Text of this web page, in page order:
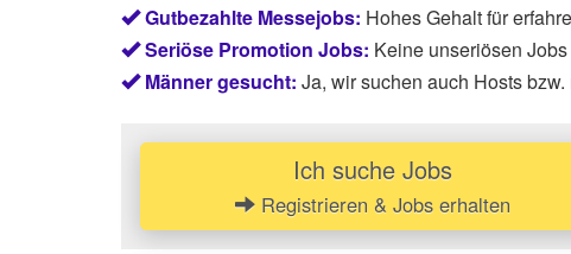
Gutbezahlte Messejobs: Hohes Gehalt für
Seriöse Promotion Jobs: Keine unseriösen
Männer gesucht: Ja, wir suchen auch Hosts
Ich suche Jobs
Registrieren & Jobs erhalten